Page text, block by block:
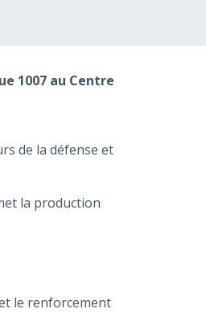
1007 au Centre
de la défense et
la production
le renforcement